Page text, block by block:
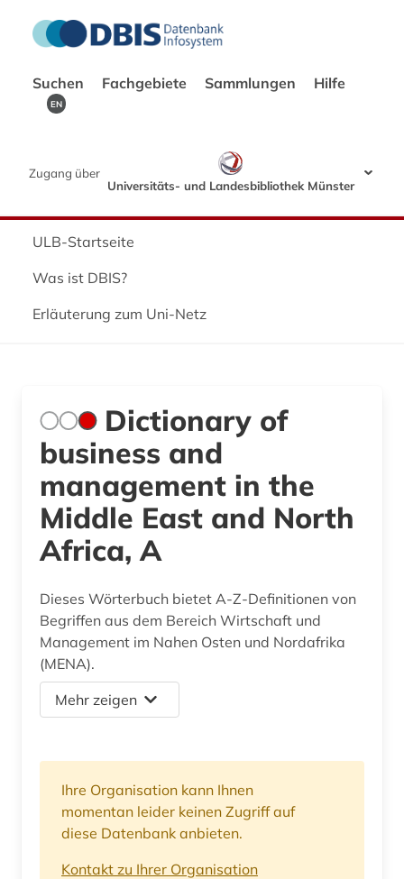
Suchen Fachgebiete Sammlungen Hilfe
EN
Zugang über
Universitäts- und Landesbibliothek Münster
ULB-Startseite
Was ist DBIS?
Erläuterung zum Uni-Netz
Dictionary of
business and
management in the
Middle East and North
Africa, A
Dieses Wörterbuch bietet A-Z-Definitionen von
Begriffen aus dem Bereich Wirtschaft und
Management im Nahen Osten und Nordafrika
(MENA).
Mehr zeigen
Ihre Organisation kann Ihnen
momentan leider keinen Zugriff auf
diese Datenbank anbieten.
Kontakt zu Ihrer Organisation